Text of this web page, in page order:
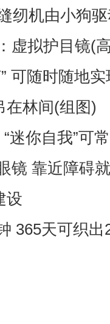
纫机由小狗
虚拟护目镜(
可随时随地
在林间(组图)
迷你自我”可
镜 靠近障碍
设
365天可织出